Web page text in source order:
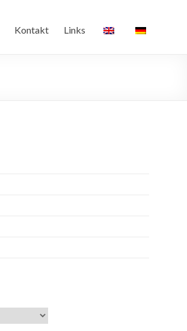
Kontakt Links